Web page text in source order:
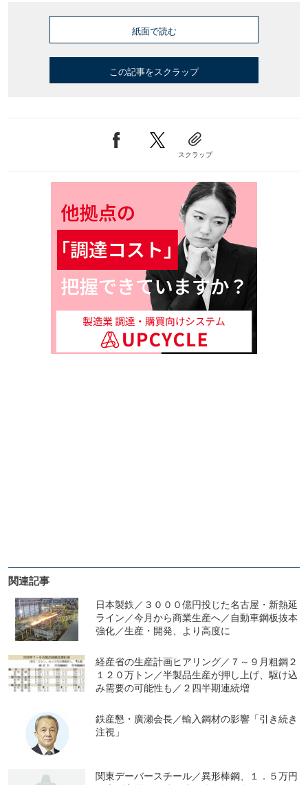
紙面で読む
この記事をスクラップ
スクラップ
関連記事
日本製鉄／３０００億円投じた名古屋・新熱延
ライン／今月から商業生産へ／自動車鋼板抜本
強化／生産・開発、より高度に
経産省の生産計画ヒアリング／７～９月粗鋼２
１２０万トン／半製品生産が押し上げ、駆け込
み需要の可能性も／２四半期連続増
鉄産懇・廣瀬会長／輸入鋼材の影響「引き続き
注視」
関東デーバースチール／異形棒鋼、１．５万円